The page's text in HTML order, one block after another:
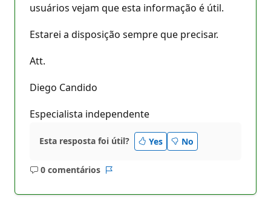
usuários vejam que esta informação é útil.
Estarei a disposição sempre que precisar.
Att.
Diego Candido
Especialista independente
Esta resposta foi útil? Yes No
0 comentários
Sem